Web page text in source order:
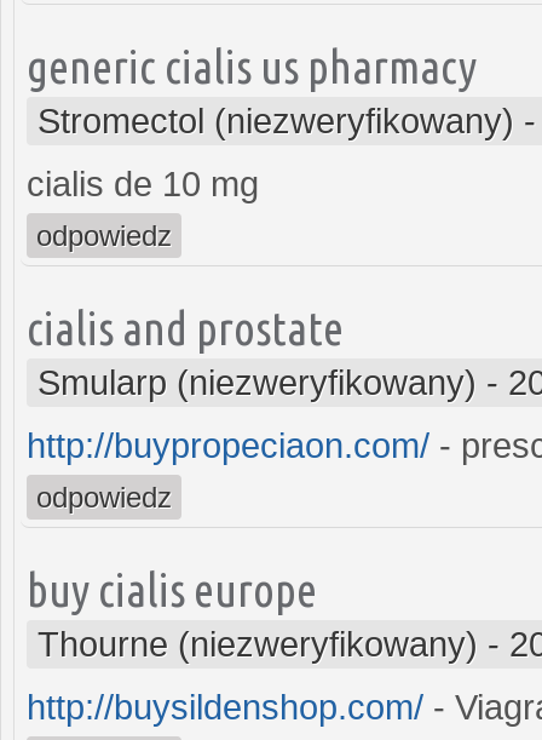
generic cialis us pharmacy
Stromectol (niezweryfikowany)
cialis de 10 mg
odpowiedz
cialis and prostate
Smularp (niezweryfikowany) -
http://buypropeciaon.com/ -
odpowiedz
buy cialis europe
Thourne (niezweryfikowany) -
http://buysildenshop.com/ -